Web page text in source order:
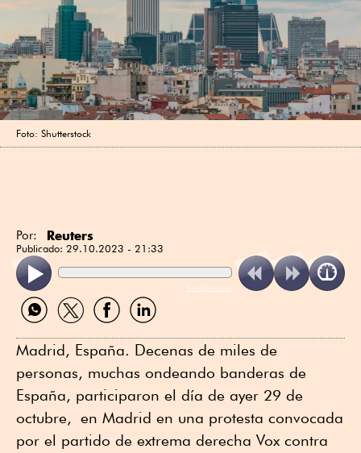
Foto: Shutterstock
Por: Reuters
Publicado: 29.10.2023 - 21:33
ReadSpeaker
Compartir
por
Compartir
por
Compartir
por
Compartir
por
Madrid, España. Decenas de miles de
personas, muchas ondeando banderas de
España, participaron el día de ayer 29 de
octubre, en Madrid en una protesta convocada
por el partido de extrema derecha Vox contra